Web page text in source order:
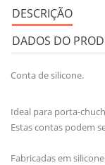
DESCRIÇÃO
DADOS DO
Conta de silicone.
Ideal para porta-
Estas contas podem
Fabricadas em